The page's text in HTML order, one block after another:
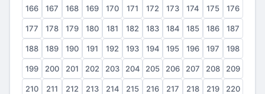
166 167 168 169 170 171 172 173 174 175 176
177 178 179 180 181 182 183 184 185 186 187
188 189 190 191 192 193 194 195 196 197 198
199 200 201 202 203 204 205 206 207 208 209
210 211 212 213 214 215 216 217 218 219 220